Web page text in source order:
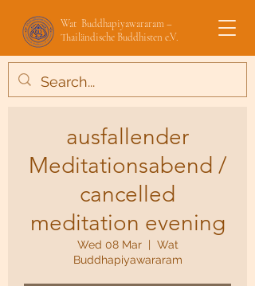
Wat Buddhapiyawararam –
Thailändische Buddhisten e.V.
ausfallender
Meditationsabend /
cancelled
meditation evening
Wed 08 Mar
  |
Wat
Buddhapiyawararam